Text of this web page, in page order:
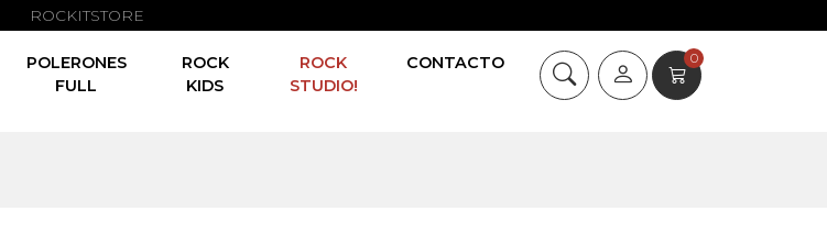
ROCKITSTORE
POLERONES
FULL
ROCK
KIDS
ROCK
STUDIO!
CONTACTO 0